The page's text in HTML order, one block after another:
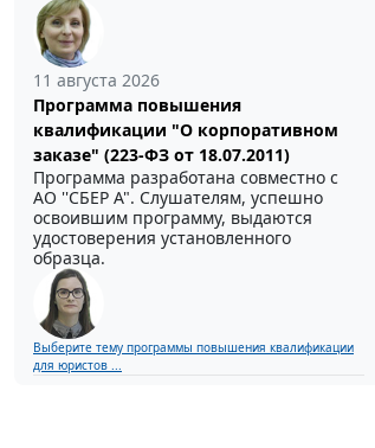
11 августа 2026
Программа повышения
квалификации "О корпоративном
заказе" (223-ФЗ от 18.07.2011)
Программа разработана совместно с
АО ''СБЕР А". Слушателям, успешно
освоившим программу, выдаются
удостоверения установленного
образца.
Выберите тему программы повышения квалификации
для юристов ...